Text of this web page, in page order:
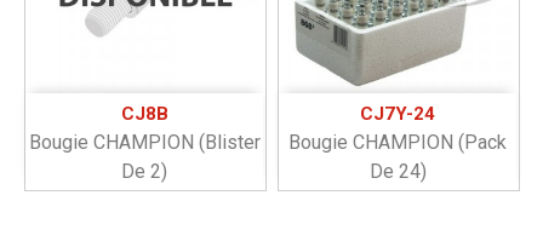
CJ8B
Bougie CHAMPION (blister
De 2)
CJ7Y-24
Bougie CHAMPION (pack
De 24)